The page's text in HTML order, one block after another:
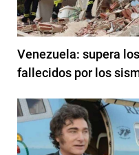
Venezuela: supera
fallecidos por los